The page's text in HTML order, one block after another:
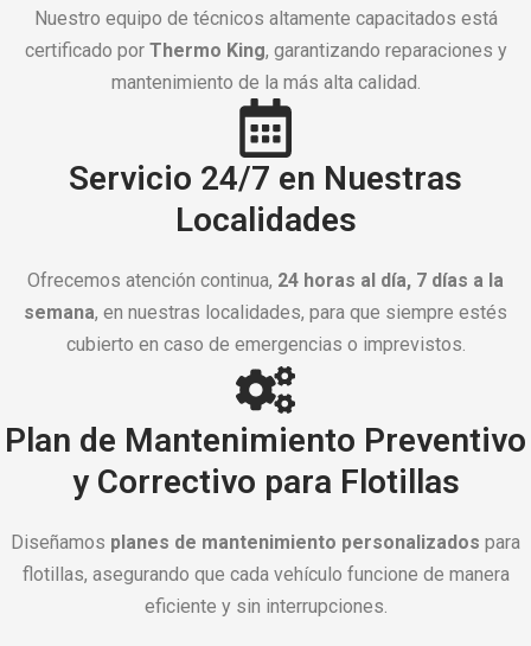
Nuestro equipo de técnicos altamente capacitados está
certificado por Thermo King, garantizando reparaciones y
mantenimiento de la más alta calidad.
Servicio 24/7 en Nuestras
Localidades
Ofrecemos atención continua, 24 horas al día, 7 días a la
semana, en nuestras localidades, para que siempre estés
cubierto en caso de emergencias o imprevistos.
Plan de Mantenimiento Preventivo
y Correctivo para Flotillas
Diseñamos planes de mantenimiento personalizados para
flotillas, asegurando que cada vehículo funcione de manera
eficiente y sin interrupciones.